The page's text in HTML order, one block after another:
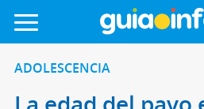
ADOLESCENCIA